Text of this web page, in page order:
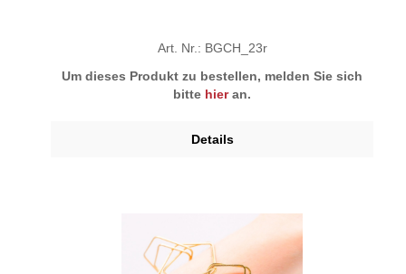
Art. Nr.: BGCH_23r
Um dieses Produkt zu bestellen, melden Sie sich
bitte hieran.
Details